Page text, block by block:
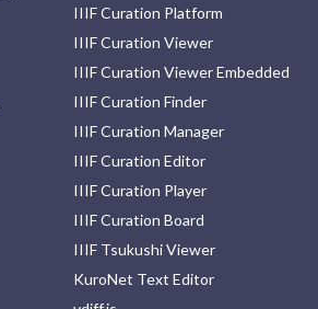
IIIF Curation Platform
IIIF Curation Viewer
IIIF Curation Viewer Embedded
IIIF Curation Finder
IIIF Curation Manager
IIIF Curation Editor
IIIF Curation Player
IIIF Curation Board
IIIF Tsukushi Viewer
KuroNet Text Editor